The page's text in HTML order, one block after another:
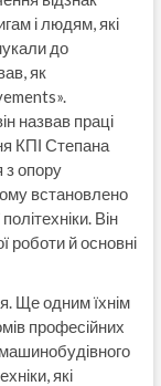
і людям, які
до
як
назвав праці
КПІ Степана
з опору
встановлено
Він
роботи й основні
Ще одним їхнім
професійних
які